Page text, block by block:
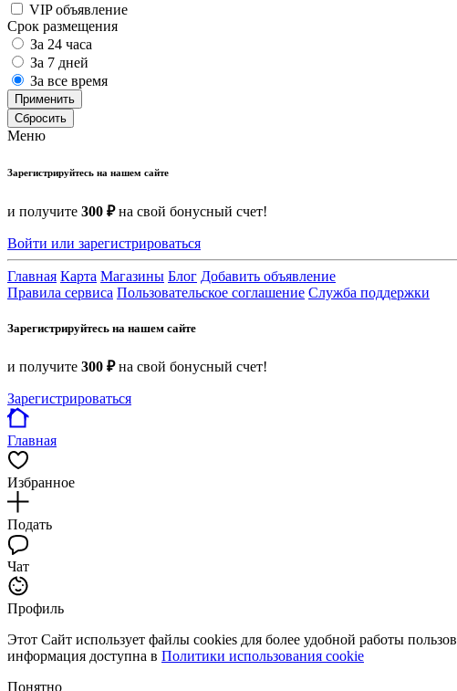
VIP объявление
Срок размещения
За 24 часа
За 7 дней
За все время
Применить
Сбросить
Меню
Зарегистрируйтесь на нашем сайте
и получите 300 ₽на свой бонусный счет!
Войти или зарегистрироваться
Главная Карта Магазины Блог Добавить объявление
Правила сервиса Пользовательское соглашение Служба поддержки
Зарегистрируйтесь на нашем сайте
и получите 300 ₽на свой бонусный счет!
Зарегистрироваться
Главная
Избранное
Подать
Чат
Профиль
Этот Сайт использует файлы cookies для более удобной работы
информация доступна в Политики использования cookie
Понятно